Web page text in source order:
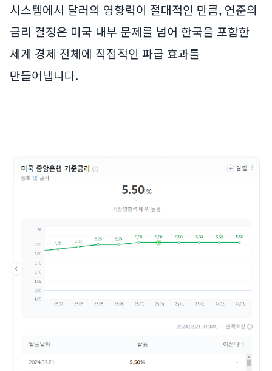
시스템에서 달러의 영향력이 절대적인 만큼, 연준의
금리 결정은 미국 내부 문제를 넘어 한국을 포함한
세계 경제 전체에 직접적인 파급 효과를
만들어냅니다.